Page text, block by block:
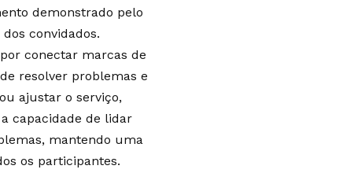
demonstrado pelo
convidados.
conectar marcas de
resolver problemas e
ajustar o serviço,
capacidade de lidar
mantendo uma
os participantes.